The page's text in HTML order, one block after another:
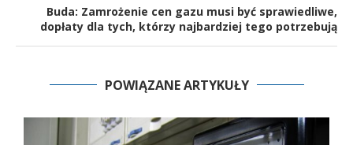
Buda: Zamrożenie cen gazu musi być sprawiedliwe,
dopłaty dla tych, którzy najbardziej tego potrzebują
POWIĄZANE ARTYKUŁY